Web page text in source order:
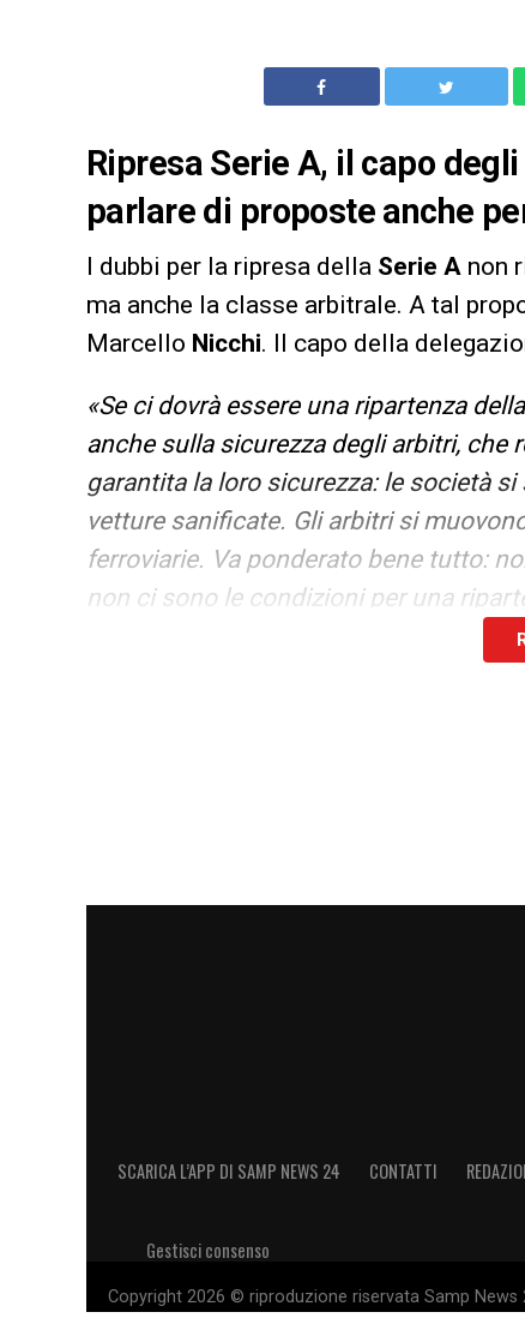
Ripresa Serie A, il capo
parlare di proposte anche
I dubbi per la ripresa della Serie A non
ma anche la classe arbitrale. A tal
Marcello Nicchi. Il capo della
«Se ci dovrà essere una ripartenza
anche sulla sicurezza degli arbitri, che
garantita la loro sicurezza: le società
vetture sanificate. Gli arbitri si
ferroviarie. Va ponderato bene tutto:
non ci sono le condizioni per una
SCARICA L’APP DI SAMP NEWS 24 CONTATTI
Gestisci consenso
Copyright 2026 © riproduzione riservata Samp